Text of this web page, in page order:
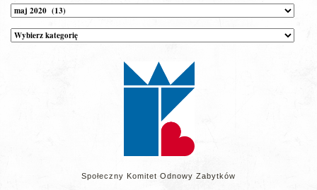
Archiwum
Kategorie
wpisów
Społeczny Komitet Odnowy Zabytków